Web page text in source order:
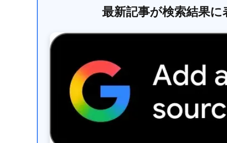
最新記事が検索結果に